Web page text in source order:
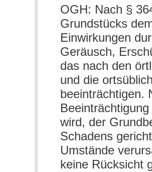
OGH: Nach §
Grundstücks
Einwirkungen
Geräusch,
das nach den
und die
beeinträchtigen.
wird, der
Schadens
Umstände
keine Rücksicht